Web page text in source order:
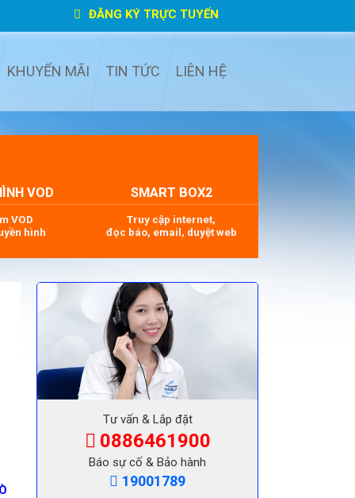
ĐĂNG KÝ TRỰC TUYẾN
KHUYẾN MÃI TIN TỨC LIÊN HỆ
VOD
VOD
hình
SMART BOX2
Truy cập internet,
đọc báo, email, duyệt web
Tư vấn & Lắp đặt
0886461900
Báo sự cố & Bảo hành
19001789